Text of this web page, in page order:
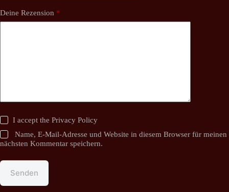
Deine Rezension *
I accept thePrivacy Policy
Name, E-Mail-Adresse und Website in diesem Browser für meinen
nächsten Kommentar speichern.
Senden